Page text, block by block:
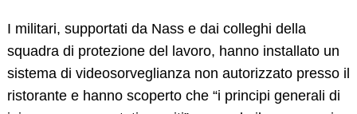
I militari, supportati da Nass e dai colleghi della
squadra di protezione del lavoro, hanno installato un
sistema di videosorveglianza non autorizzato presso il
ristorante e hanno scoperto che “i principi generali di
Search